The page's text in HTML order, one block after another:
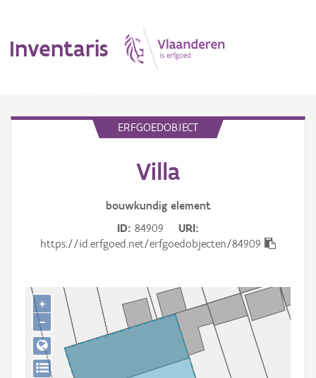
Inventaris
Gebeurtenis
Persoon of collectief
Downloads
ERFGOEDOBJECT
Villa
bouwkundig element
ID 84909
URI
https://id.erfgoed.net/erfgoedobjecten/84909
+
−